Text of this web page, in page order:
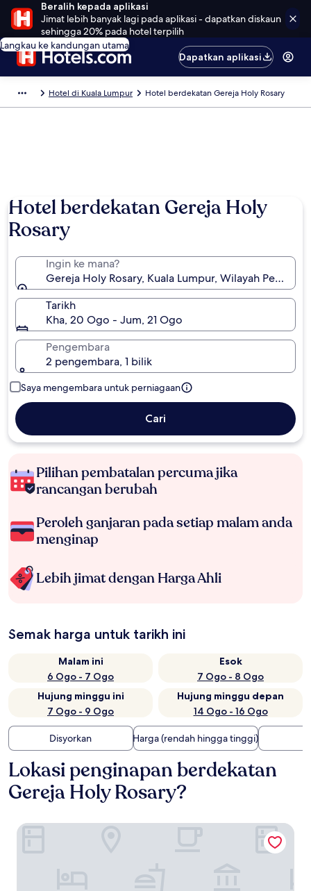
Beralih kepada aplikasi
Jimat lebih banyak lagi pada aplikasi - dapatkan diskaun
sehingga 20% pada hotel terpilih
Langkau ke kandungan utama
Dapatkan aplikasi
Hotel di Kuala Lumpur Hotel berdekatan Gereja Holy Rosary
Hotel berdekatan Gereja Holy
Rosary
Ingin ke mana?
Gereja Holy Rosary, Kuala Lumpur, Wilayah
Tarikh
Kha, 20 Ogo - Jum, 21 Ogo
Pengembara
2 pengembara, 1 bilik
Saya mengembara untuk perniagaan
Cari
Pilihan pembatalan percuma jika
rancangan berubah
Peroleh ganjaran pada setiap malam anda
menginap
Lebih jimat dengan Harga Ahli
Semak harga untuk tarikh ini
Malam ini
6 Ogo - 7 Ogo
Esok
7 Ogo - 8 Ogo
Hujung minggu ini
7 Ogo - 9 Ogo
Hujung minggu depan
14 Ogo - 16 Ogo
Disyorkan Harga (rendah hingga tinggi)
Lokasi penginapan berdekatan
Gereja Holy Rosary?
Le Méridien Kuala Lumpur